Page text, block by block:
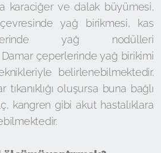
karaciğer ve dalak büyümesi,
yağ birikmesi, kas
yağ nodülleri
çeperlerinde yağ birikimi
belirlenebilmektedir.
oluşursa buna bağlı
kangren gibi akut hastalıklara